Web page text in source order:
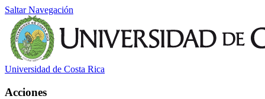
Saltar Navegación
Universidad de Costa Rica
Acciones